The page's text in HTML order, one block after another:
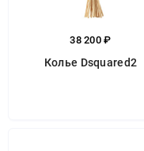
38 200 ₽
Колье Dsquared2